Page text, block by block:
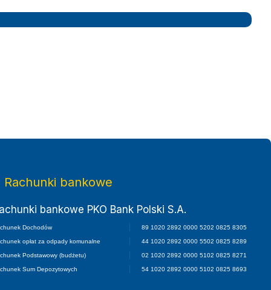
Rachunki bankowe
bankowe PKO Bank Polski S.A.
Dochodów 89 1020 2892 0000 5202 0825 8305
opłat za odpady komunalne 44 1020 2892 0000 5502 0825 8289
Podstawowy (budżetu) 02 1020 2892 0000 5102 0825 8271
Sum Depozytowych 54 1020 2892 0000 5102 0825 8693